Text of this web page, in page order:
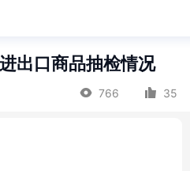
出口商品抽检情况
766 35